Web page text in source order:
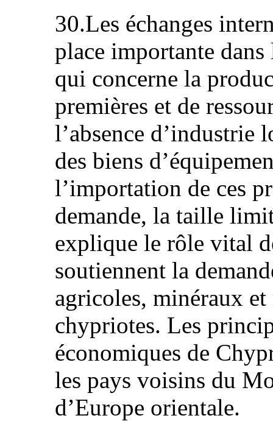
30.Les échanges
place importante
qui concerne la
premières et de
l’absence d’industrie
des biens
l’importation de ces
demande, la taille
explique le rôle vital
soutiennent la
agricoles, minéraux et
chypriotes. Les
économiques de
les pays voisins du
d’Europe orientale.